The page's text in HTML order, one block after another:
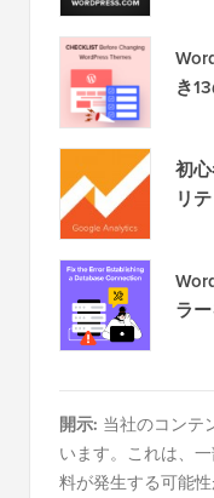
き
初
リ
ラ
開示: 当社のコンテ
います。これは、
料が発生する可能